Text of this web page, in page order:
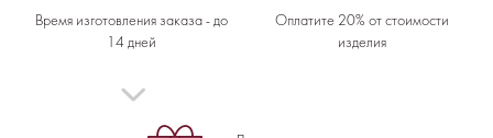
Оплатите 20% от стоимости
изделия
Время изготовления заказа - до
14 дней